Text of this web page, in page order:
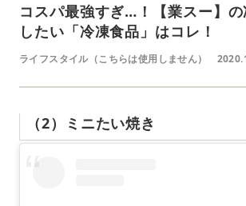
コスパ最強すぎ…！【業スー】
したい「冷凍食品」はコレ！
ライフスタイル（こちらは使用しません）
（2）ミニたい焼き